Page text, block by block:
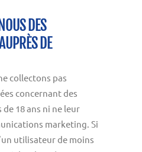
DES
DE
collectons pas
concernant des
18 ans ni ne leur
marketing. Si
utilisateur de moins